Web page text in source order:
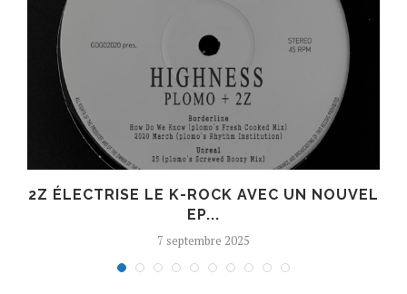
2Z ÉLECTRISE LE K-ROCK AVEC UN NOUVEL
EP...
7 septembre 2025